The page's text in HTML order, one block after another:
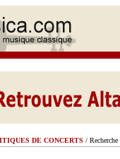
DE CONCERTS / Recherche